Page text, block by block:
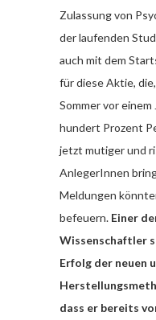
Zulassung von
der laufenden
auch mit dem
für diese Aktie,
Sommer vor einem
hundert Prozent
jetzt mutiger und
AnlegerInnen
Meldungen
befeuern. Einer
Wissenschaftler
Erfolg der neuen
dass er bereits